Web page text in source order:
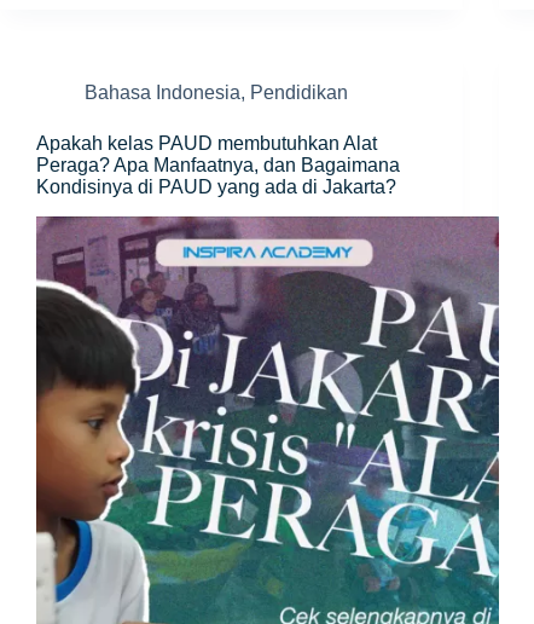
Bahasa Indonesia, Pendidikan
Apakah kelas PAUD membutuhkan Alat
Peraga? Apa Manfaatnya, dan Bagaimana
Kondisinya di PAUD yang ada di Jakarta?